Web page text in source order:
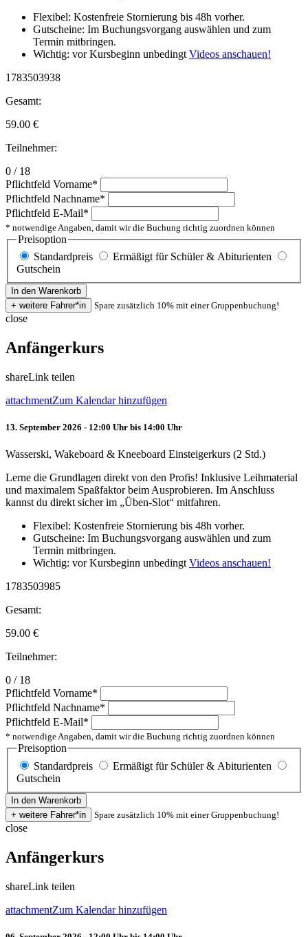
Flexibel: Kostenfreie Stornierung bis 48h vorher.
Gutscheine: Im Buchungsvorgang auswählen und zum
Termin mitbringen.
Wichtig: vor Kursbeginn unbedingt Videos anschauen!
1783503938
Gesamt:
59.00 €
Teilnehmer:
0 / 18
Pflichtfeld Vorname*
Pflichtfeld Nachname*
Pflichtfeld E-Mail*
* notwendige Angaben, damit wir die Buchung richtig zuordnen können
Preisoption
Standardpreis
Ermäßigt für Schüler & Abiturienten
Gutschein
Spare zusätzlich 10% mit einer Gruppenbuchung!
close
Anfängerkurs
shareLink teilen
attachmentZum Kalendar hinzufügen
13. September 2026 - 12:00 Uhr bis 14:00 Uhr
Wasserski, Wakeboard & Kneeboard Einsteigerkurs (2 Std.)
Lerne die Grundlagen direkt von den Profis! Inklusive Leihmaterial
und maximalem Spaßfaktor beim Ausprobieren. Im Anschluss
kannst du direkt sicher im „Üben-Slot“ mitfahren.
Flexibel: Kostenfreie Stornierung bis 48h vorher.
Gutscheine: Im Buchungsvorgang auswählen und zum
Termin mitbringen.
Wichtig: vor Kursbeginn unbedingtVideos anschauen!
1783503985
Gesamt:
59.00 €
Teilnehmer:
0 / 18
Pflichtfeld Vorname*
Pflichtfeld Nachname*
Pflichtfeld E-Mail*
* notwendige Angaben, damit wir die Buchung richtig zuordnen können
Preisoption
Standardpreis
Ermäßigt für Schüler & Abiturienten
Gutschein
Spare zusätzlich 10% mit einer Gruppenbuchung!
close
Anfängerkurs
shareLink teilen
attachmentZum Kalendar hinzufügen